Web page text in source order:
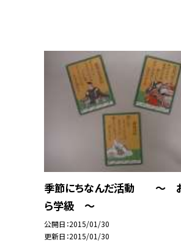
季節にちなんだ活動 〜
ら学級 〜
公開日 2015/01/30
更新日 2015/01/30